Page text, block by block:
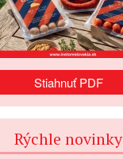
Stiahnuť PDF
Rýchle novinky